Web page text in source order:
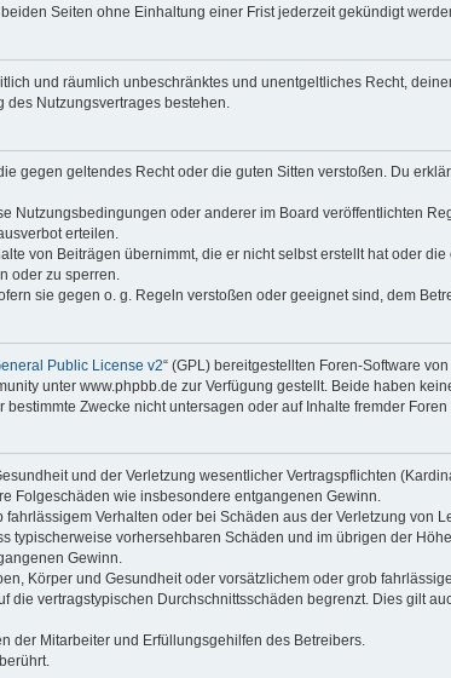
Seiten ohne Einhaltung einer Frist jederzeit gekündigt
und räumlich unbeschränktes und unentgeltliches Recht,
des Nutzungsvertrages bestehen.
gegen geltendes Recht oder die guten Sitten verstoßen. Du
Nutzungsbedingungen oder anderer im Board veröffentlichten
erteilen.
von Beiträgen übernimmt, die er nicht selbst erstellt hat oder
oder zu sperren.
sie gegen o. g. Regeln verstoßen oder geeignet sind, dem
Public License v2“ (GPL) bereitgestellten Foren-Software
unter www.phpbb.de zur Verfügung gestellt. Beide haben
Zwecke nicht untersagen oder auf Inhalte fremder Foren
und der Verletzung wesentlicher Vertragspflichten
Folgeschäden wie insbesondere entgangenen Gewinn.
Verhalten oder bei Schäden aus der Verletzung von
typischerweise vorhersehbaren Schäden und im übrigen der
Gewinn.
Körper und Gesundheit oder vorsätzlichem oder grob
vertragstypischen Durchschnittsschäden begrenzt. Dies gilt
der Mitarbeiter und Erfüllungsgehilfen des Betreibers.